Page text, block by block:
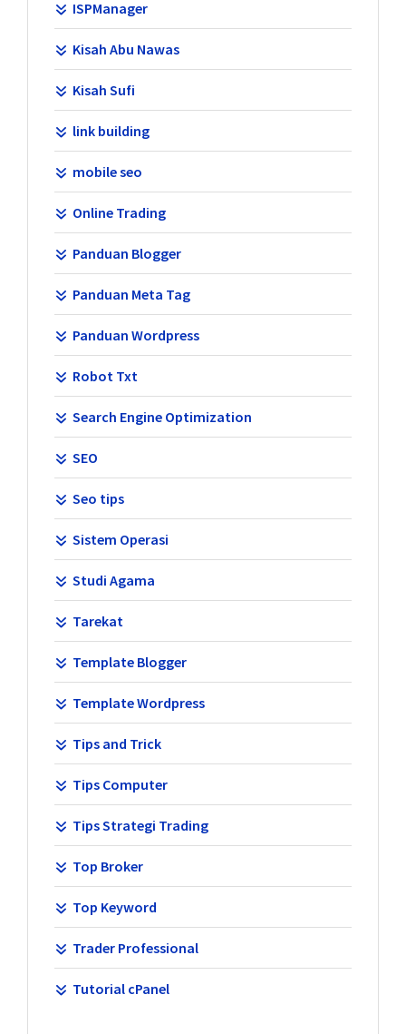
ISPManager
Kisah Abu Nawas
Kisah Sufi
link building
mobile seo
Online Trading
Panduan Blogger
Panduan Meta Tag
Panduan Wordpress
Robot Txt
Search Engine Optimization
SEO
Seo tips
Sistem Operasi
Studi Agama
Tarekat
Template Blogger
Template Wordpress
Tips and Trick
Tips Computer
Tips Strategi Trading
Top Broker
Top Keyword
Trader Professional
Tutorial cPanel